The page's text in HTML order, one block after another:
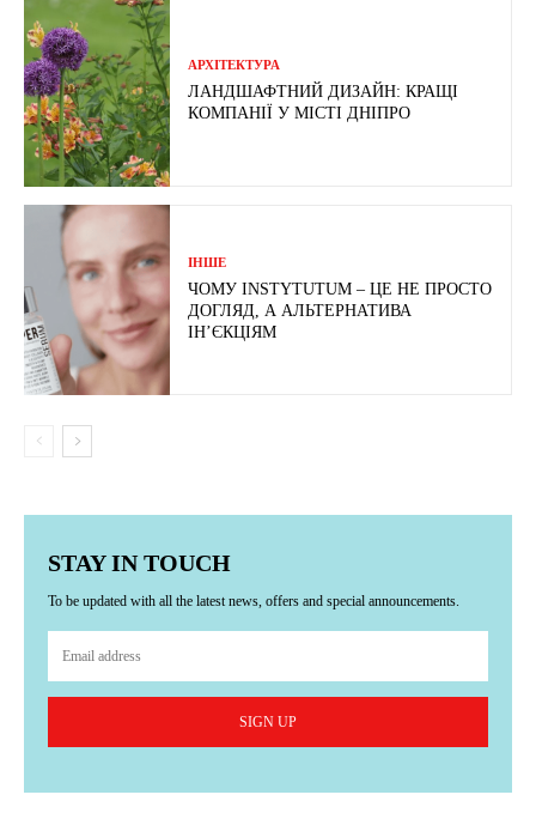
АРХІТЕКТУРА
ЛАНДШАФТНИЙ ДИЗАЙН: КРАЩІ
КОМПАНІЇ У МІСТІ ДНІПРО
ІНШЕ
ЧОМУ INSTYTUTUM – ЦЕ НЕ ПРОСТО
ДОГЛЯД, А АЛЬТЕРНАТИВА
ІН’ЄКЦІЯМ
STAY IN TOUCH
To be updated with all the latest news, offers and special announcements.
SIGN UP